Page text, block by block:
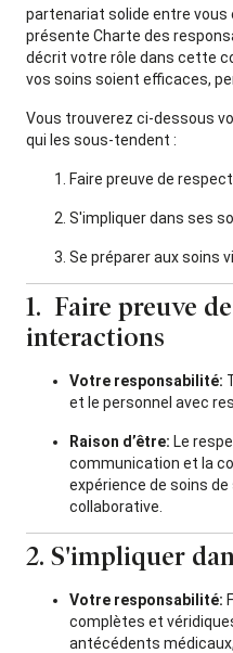
partenariat solide entre vous
présente Charte des
décrit votre rôle dans cette
vos soins soient efficaces,
Vous trouverez ci-dessous
qui les sous-tendent :
Faire preuve de
S'impliquer dans ses
Se préparer aux soins
1. Faire preuve
interactions
Votre responsabilité:
et le personnel avec
Raison d’être: Le
communication et la
expérience de soins
collaborative.
2. S'impliquer
Votre responsabilité:
complètes et
antécédents